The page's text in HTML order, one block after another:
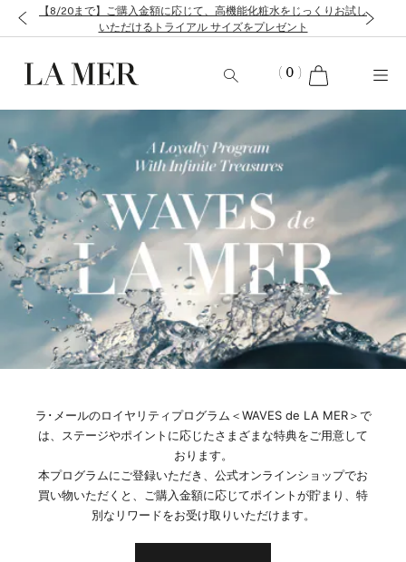
【8/20まで】ご購入金額に応じて、高機能化粧水をじっくりお試し
いただけるトライアル サイズをプレゼント
cart
( 0 )
ラ･メールのロイヤリティプログラム＜WAVES de LA MER＞で
は、ステージやポイントに応じたさまざまな特典をご用意して
おります。
本プログラムにご登録いただき、公式オンラインショップでお
買い物いただくと、ご購入金額に応じてポイントが貯まり、特
別なリワードをお受け取りいただけます。